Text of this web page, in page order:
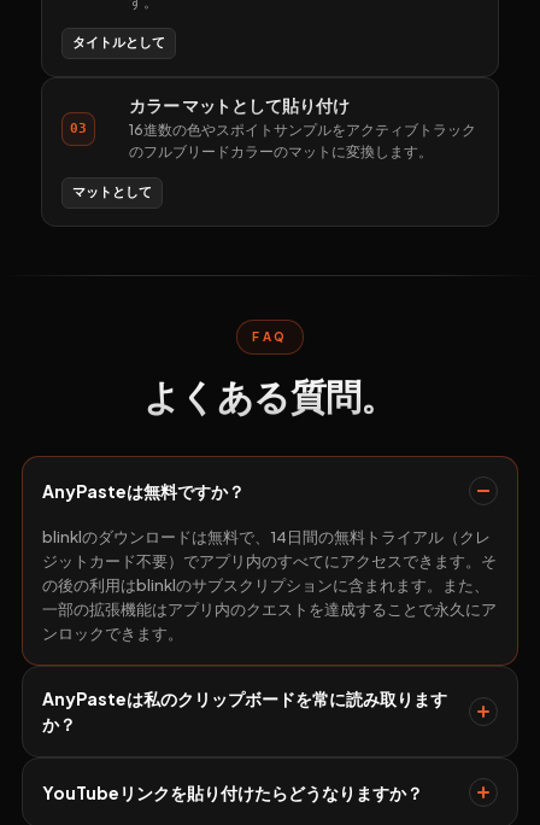
タイトルとして
03
カラー マットとして貼り付け
16進数の色やスポイトサンプルをアクティブトラック
のフルブリードカラーのマットに変換します。
マットとして
FAQ
よくある質問。
AnyPasteは無料ですか？
blinklのダウンロードは無料で、14日間の無料トライアル（クレ
ジットカード不要）でアプリ内のすべてにアクセスできます。そ
の後の利用はblinklのサブスクリプションに含まれます。また、
一部の拡張機能はアプリ内のクエストを達成することで永久にア
ンロックできます。
AnyPasteは私のクリップボードを常に読み取ります
か？
YouTubeリンクを貼り付けたらどうなりますか？